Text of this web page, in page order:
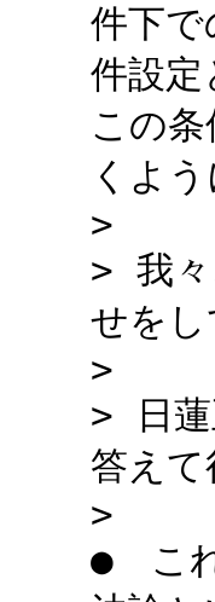
件下で
件設
この
くよ
>
> 我々
せを
>
> 日蓮
答え
>
● こ